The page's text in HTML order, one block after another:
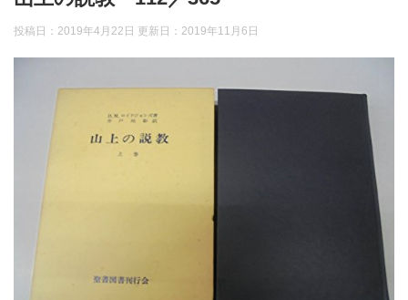
投稿日：2019年4月22日 更新日： 2019年11月6日